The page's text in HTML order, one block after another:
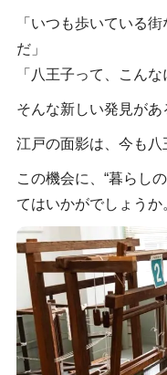
「いつも歩いている
だ」
「八王子って、こん
そんな新しい発見があ
江戸の面影は、今も八
この機会に、“暮らし
てはいかがでしょうか